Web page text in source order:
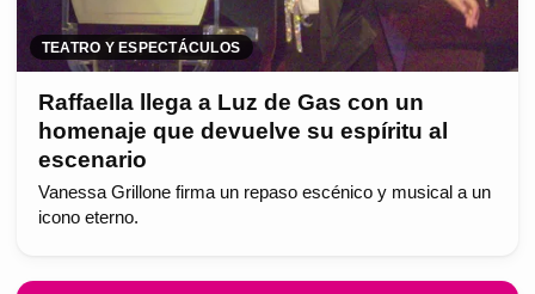
TEATRO Y ESPECTÁCULOS
Raffaella llega a Luz de Gas con un
homenaje que devuelve su espíritu al
escenario
Vanessa Grillone firma un repaso escénico y musical a un
icono eterno.